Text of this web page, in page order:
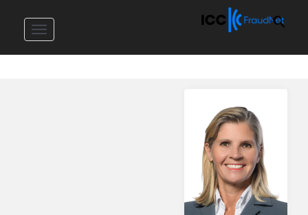
Toggle